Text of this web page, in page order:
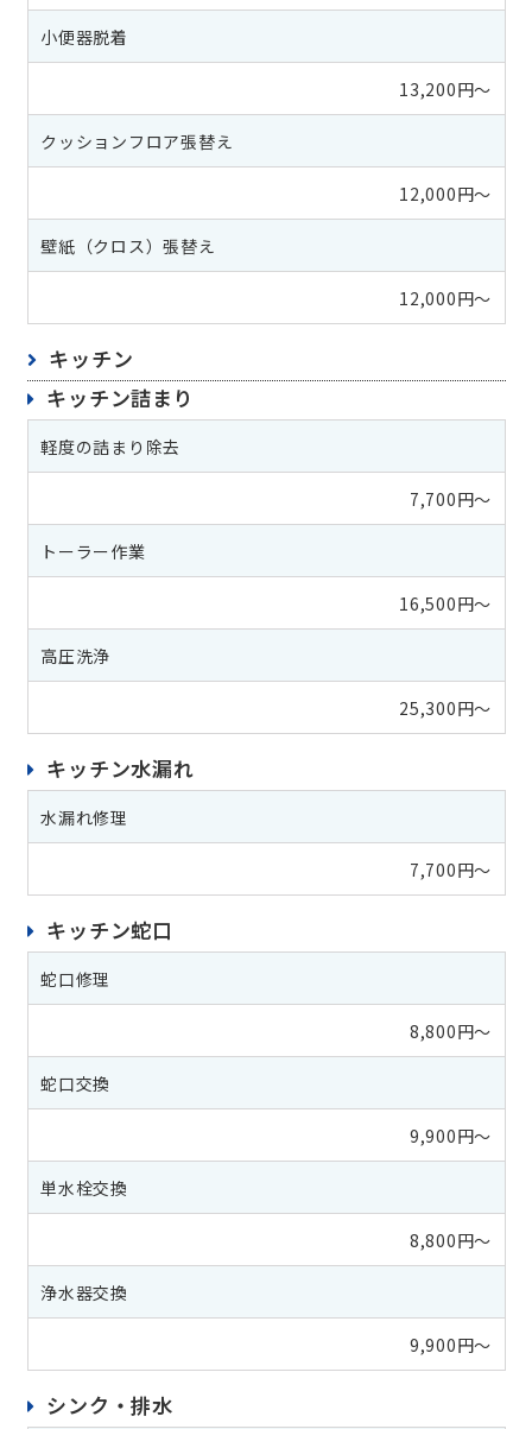
小便器脱着
13,200円～
クッションフロア張替え
12,000円～
壁紙（クロス）張替え
12,000円～
キッチン
キッチン詰まり
軽度の詰まり除去
7,700円～
トーラー作業
16,500円～
高圧洗浄
25,300円～
キッチン水漏れ
水漏れ修理
7,700円～
キッチン蛇口
蛇口修理
8,800円～
蛇口交換
9,900円～
単水栓交換
8,800円～
浄水器交換
9,900円～
シンク・排水